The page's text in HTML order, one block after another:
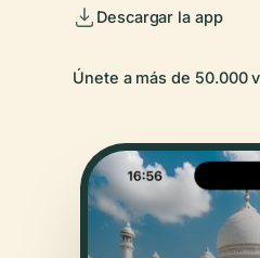
Descargar la app
Únete a más de 50.000